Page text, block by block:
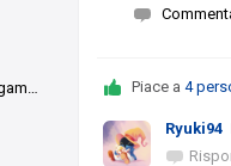
The UltraHyper Retrogaming Room Piace a4
Ryuki94